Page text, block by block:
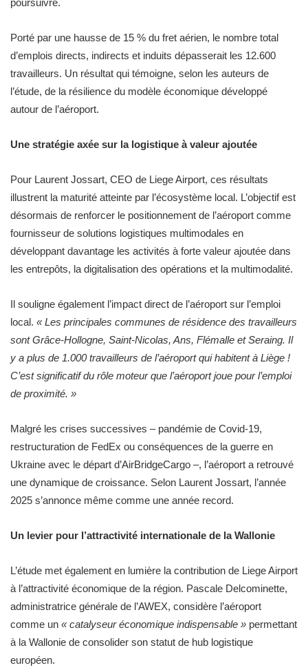
Porté par une hausse de 15 % du fret aérien, le nombre total
d’emplois directs, indirects et induits dépasserait les 12.600
travailleurs. Un résultat qui témoigne, selon les auteurs de
l’étude, de la résilience du modèle économique développé
autour de l’aéroport.
Une stratégie axée sur la logistique à valeur ajoutée
Pour Laurent Jossart, CEO de Liege Airport, ces résultats
illustrent la maturité atteinte par l’écosystème local. L’objectif est
désormais de renforcer le positionnement de l’aéroport comme
fournisseur de solutions logistiques multimodales en
développant davantage les activités à forte valeur ajoutée dans
les entrepôts, la digitalisation des opérations et la multimodalité.
Il souligne également l’impact direct de l’aéroport sur l’emploi
local. « Les principales communes de résidence des travailleurs
sont Grâce-Hollogne, Saint-Nicolas, Ans, Flémalle et Seraing. Il
y a plus de 1.000 travailleurs de l’aéroport qui habitent à Liège !
C’est significatif du rôle moteur que l’aéroport joue pour l’emploi
de proximité. »
Malgré les crises successives – pandémie de Covid-19,
restructuration de FedEx ou conséquences de la guerre en
Ukraine avec le départ d’AirBridgeCargo –, l’aéroport a retrouvé
une dynamique de croissance. Selon Laurent Jossart, l’année
2025 s’annonce même comme une année record.
Un levier pour l’attractivité internationale de la Wallonie
L’étude met également en lumière la contribution de Liege Airport
à l’attractivité économique de la région. Pascale Delcominette,
administratrice générale de l’AWEX, considère l’aéroport
comme un « catalyseur économique indispensable » permettant
à la Wallonie de consolider son statut de hub logistique
européen.